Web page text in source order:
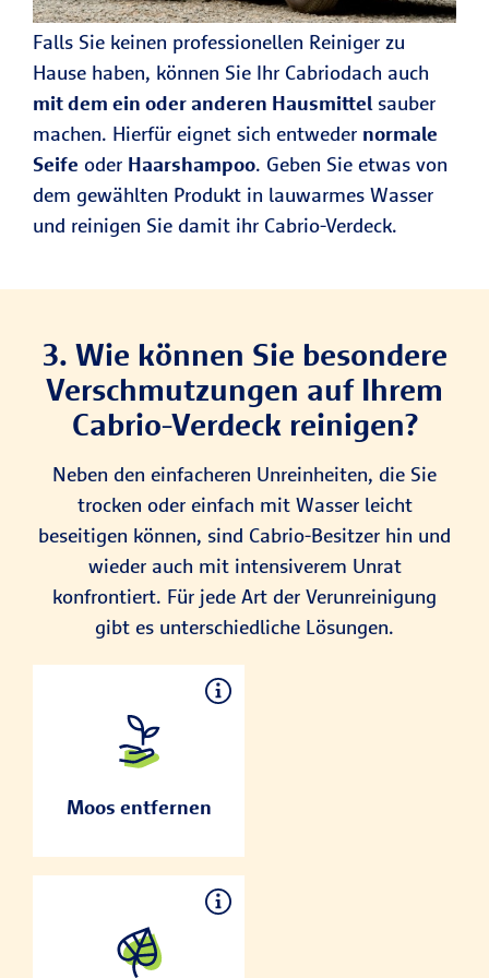
Falls Sie keinen professionellen Reiniger zu
Hause haben, können Sie Ihr Cabriodach auch
mit dem ein oder anderen Hausmittelsauber
machen. Hierfür eignet sich entweder normale
Seife oder Haarshampoo. Geben Sie etwas von
dem gewählten Produkt in lauwarmes Wasser
und reinigen Sie damit ihr Cabrio-Verdeck.
3. Wie können Sie besondere
Verschmutzungen auf Ihrem
Cabrio-Verdeck reinigen?
Neben den einfacheren Unreinheiten, die Sie
trocken oder einfach mit Wasser leicht
beseitigen können, sind Cabrio-Besitzer hin und
wieder auch mit intensiverem Unrat
konfrontiert. Für jede Art der Verunreinigung
gibt es unterschiedliche Lösungen.
Moos entfernen
Moos entfernen
Für Cabrios mit
Stellplatz entweder
einem Carport oder
zumindest an einem
sonnigen Platz ideal.
Viele Einfahrten
Grünspan
beseitigen